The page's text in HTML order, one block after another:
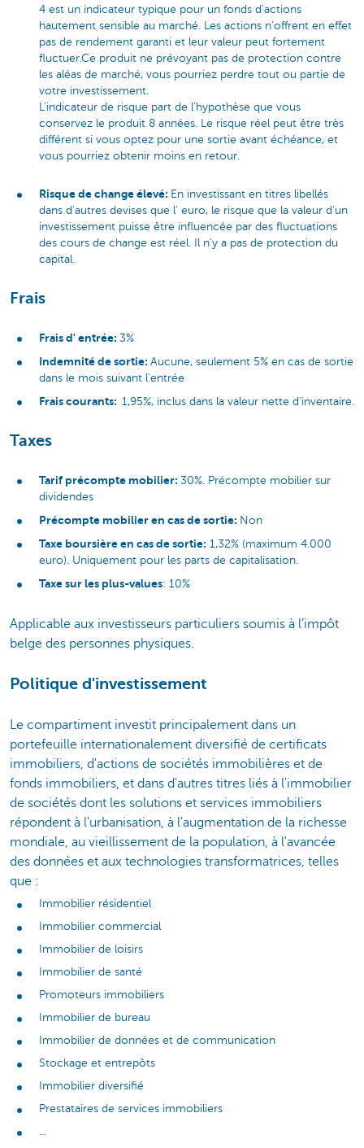
4 est un indicateur typique pour un fonds d'actions
hautement sensible au marché. Les actions n'offrent en effet
pas de rendement garanti et leur valeur peut fortement
fluctuer.Ce produit ne prévoyant pas de protection contre
les aléas de marché, vous pourriez perdre tout ou partie de
votre investissement.
L'indicateur de risque part de l'hypothèse que vous
conservez le produit 8 années. Le risque réel peut être très
différent si vous optez pour une sortie avant échéance, et
vous pourriez obtenir moins en retour.
Risque de change élevé: En investissant en titres libellés
dans d'autres devises que l' euro, le risque que la valeur d'un
investissement puisse être influencée par des fluctuations
des cours de change est réel. Il n'y a pas de protection du
capital.
Frais
Frais d' entrée: 3%
Indemnité de sortie: Aucune, seulement 5% en cas de sortie
dans le mois suivant l'entrée
Frais courants: 1,95%, inclus dans la valeur nette d'inventaire.
Taxes
Tarif précompte mobilier: 30%. Précompte mobilier sur
dividendes
Précompte mobilier en cas de sortie: Non
Taxe boursière en cas de sortie: 1,32% (maximum 4.000
euro). Uniquement pour les parts de capitalisation.
Taxe sur les plus-values: 10%
Applicable aux investisseurs particuliers soumis à l’impôt
belge des personnes physiques.
Politique d'investissement
Le compartiment investit principalement dans un
portefeuille internationalement diversifié de certificats
immobiliers, d'actions de sociétés immobilières et de
fonds immobiliers, et dans d'autres titres liés à l'immobilier
de sociétés dont les solutions et services immobiliers
répondent à l'urbanisation, à l'augmentation de la richesse
mondiale, au vieillissement de la population, à l'avancée
des données et aux technologies transformatrices, telles
que :
Immobilier résidentiel
Immobilier commercial
Immobilier de loisirs
Immobilier de santé
Promoteurs immobiliers
Immobilier de bureau
Immobilier de données et de communication
Stockage et entrepôts
Immobilier diversifié
Prestataires de services immobiliers